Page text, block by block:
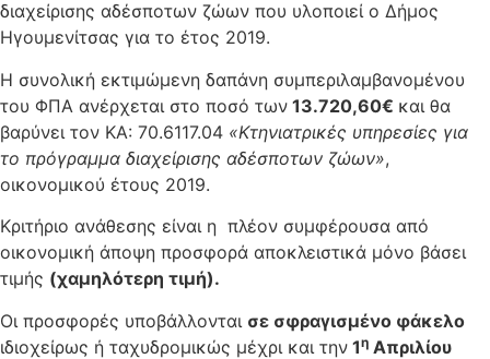
διαχείρισης αδέσποτων ζώων που υλοποιεί ο Δήμος
Ηγουμενίτσας για το έτος 2019.
Η συνολική εκτιμώμενη δαπάνη συμπεριλαμβανομένου
του ΦΠΑ ανέρχεται στο ποσό των 13.720,60€ και θα
βαρύνει τον ΚΑ: 70.6117.04 «Κτηνιατρικές υπηρεσίες για
το πρόγραμμα διαχείρισης αδέσποτων ζώων»,
οικονομικού έτους 2019.
Κριτήριο ανάθεσης είναι η πλέον συμφέρουσα από
οικονομική άποψη προσφορά αποκλειστικά μόνο βάσει
τιμής (χαμηλότερη τιμή).
Οι προσφορές υποβάλλονται σε σφραγισμένο φάκελο
ιδιοχείρως ή ταχυδρομικώς μέχρι και την 1η Απριλίου